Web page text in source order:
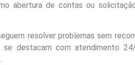
abertura de contas ou
resolver problemas sem
destacam com atendimento